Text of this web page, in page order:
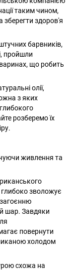
таким чином,
зберегти здоров'я
барвників,
пройшли
що робить
олії,
з яких
розберемо їх
живлення та
глибоко зволожує
шар. Завдяки
повернути
холодом
схожа на